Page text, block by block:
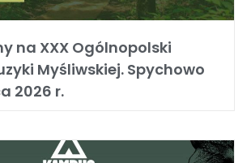
na XXX Ogólnopolski
Myśliwskiej. Spychowo
2026 r.